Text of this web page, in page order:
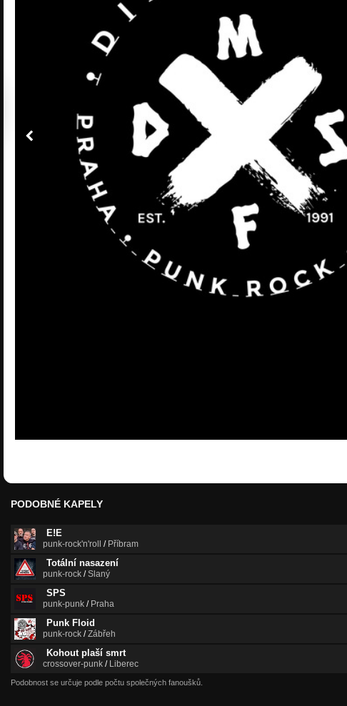
PODOBNÉ KAPELY
E!E
punk-rock'n'roll / Příbram
Totální nasazení
punk-rock /Slaný
SPS
punk-punk / Praha
Punk Floid
punk-rock /Zábřeh
Kohout plaší smrt
crossover-punk / Liberec
Podobnost se určuje podle počtu společných fanoušků.